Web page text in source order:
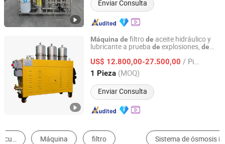
Enviar Consulta
Máquina de filtrode aceite hidráulico y
lubricante a prueba de explosiones, de
US$ 12.800,00-27.500,00 / Pieza
1 Pieza (MOQ)
Enviar Consulta
Shenzhen Aitai Technology Co., Ltd.
Guangdong, China Desde 2026
Sistema de ósmosis inversa Máquina de Filtro de Aire